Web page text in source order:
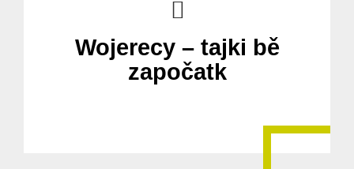
Wojerecy – tajki bě
započatk